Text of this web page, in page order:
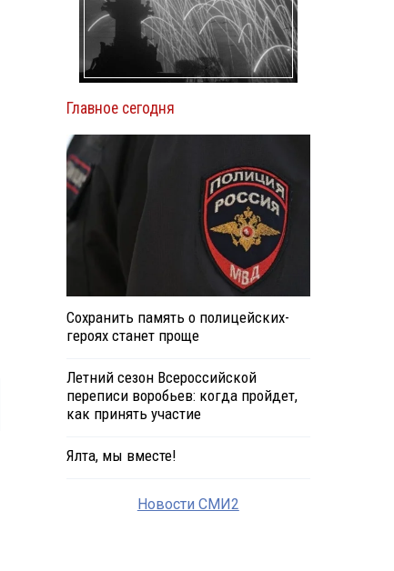
Главное сегодня
Сохранить память о полицейских-
героях станет проще
Летний сезон Всероссийской
переписи воробьев: когда пройдет,
как принять участие
Ялта, мы вместе!
Новости СМИ2